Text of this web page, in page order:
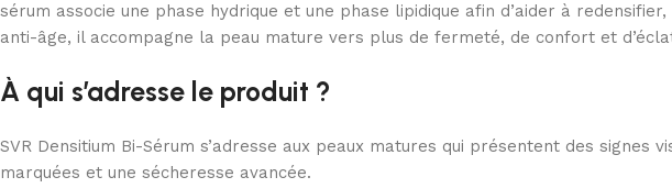
sérum associe une phase hydrique et une phase lipidique afin d’aider à
anti-âge, il accompagne la peau mature vers plus de fermeté, de confort et
À qui s’adresse le produit ?
SVR Densitium Bi-Sérum s’adresse aux peaux matures qui présentent des
marquées et une sécheresse avancée.